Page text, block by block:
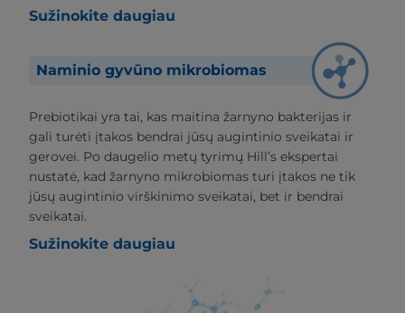
Sužinokite daugiau
Naminio gyvūno mikrobiomas
Prebiotikai yra tai, kas maitina žarnyno bakterijas ir
gali turėti įtakos bendrai jūsų augintinio sveikatai ir
gerovei. Po daugelio metų tyrimų Hill’s ekspertai
nustatė, kad žarnyno mikrobiomas turi įtakos ne tik
jūsų augintinio virškinimo sveikatai, bet ir bendrai
sveikatai.
Sužinokite daugiau